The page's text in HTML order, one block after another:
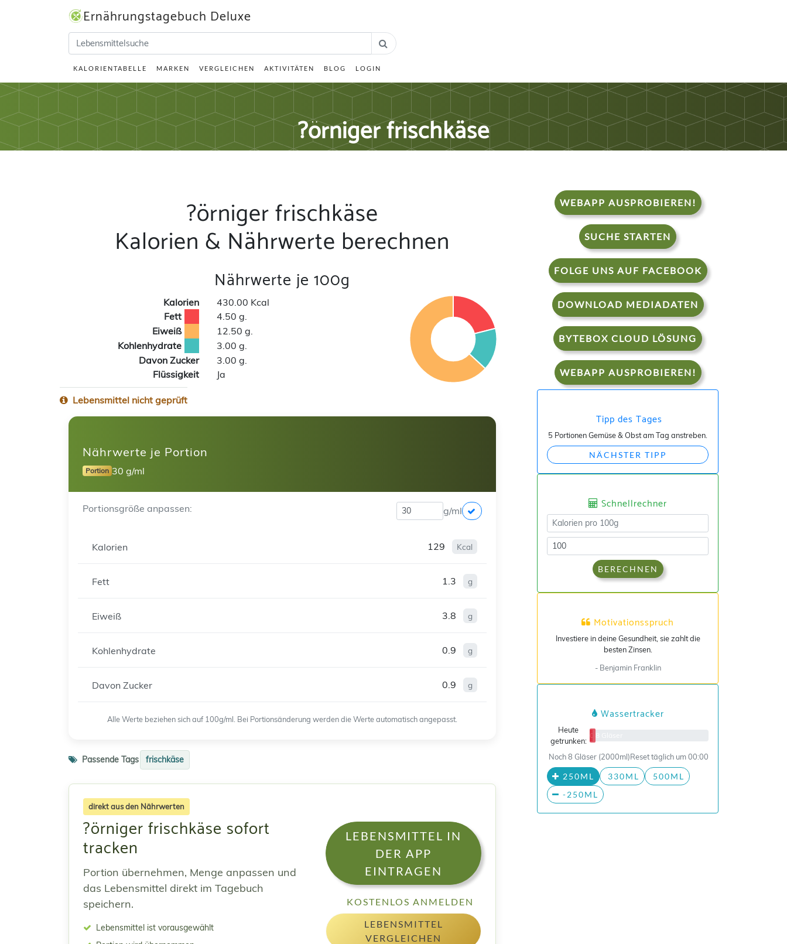
Ernährungstagebuch Deluxe
KALORIENTABELLE MARKEN VERGLEICHEN AKTIVITÄTEN BLOG LOGIN
?örniger frischkäse
?örniger frischkäse
Kalorien & Nährwerte berechnen
Nährwerte je 100g
Kalorien
430.00 Kcal
Fett
4.50 g.
Eiweiß
12.50 g.
Kohlenhydrate
3.00 g.
Davon Zucker
3.00 g.
Flüssigkeit
Ja
Lebensmittel nicht geprüft
Nährwerte je Portion
Portion 30 g/ml
Portionsgröße anpassen: g/ml
Kalorien 129 Kcal
Fett 1.3 g
Eiweiß 3.8 g
Kohlenhydrate 0.9 g
Davon Zucker 0.9 g
Alle Werte beziehen sich auf 100g/ml. Bei Portionsänderung werden die Werte automatisch angepasst.
Passende Tags frischkäse
direkt aus den Nährwerten
?örniger frischkäse sofort
tracken
Portion übernehmen, Menge anpassen und
das Lebensmittel direkt im Tagebuch
speichern.
Lebensmittel ist vorausgewählt
LEBENSMITTEL IN
DER APP
EINTRAGEN
KOSTENLOS ANMELDEN
LEBENSMITTEL
VERGLEICHEN
WEBAPP AUSPROBIEREN!
SUCHE STARTEN
FOLGE UNS AUF FACEBOOK
DOWNLOAD MEDIADATEN
BYTEBOX CLOUD LÖSUNG
WEBAPP AUSPROBIEREN!
Tipp des Tages
5 Portionen Gemüse & Obst am Tag anstreben.
NÄCHSTER TIPP
Schnellrechner
BERECHNEN
Motivationsspruch
Investiere in deine Gesundheit, sie zahlt die
besten Zinsen.
- Benjamin Franklin
Wassertracker
Heute
getrunken:
0/8 Gläser
Noch 8 Gläser (2000ml)Reset täglich um 00:00
250ML 330ML
500ML
-250ML